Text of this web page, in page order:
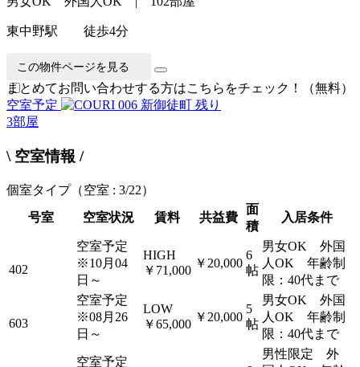
東中野駅 徒歩4分
この物件ページを見る
まとめてお問い合わせする方はこちらをチェック！（無料）
空室予定
残り
3部屋
\ 空室情報 /
個室タイプ（空室 : 3/22）
号室
空室状況 賃料 共益費
面
積
入居条件
402
空室予定
※10月04
日～
HIGH
￥71,000
￥20,000
6
帖
男女OK 外国
人OK 年齢制
限：40代まで
603
空室予定
※08月26
日～
LOW
￥65,000
￥20,000
5
帖
男女OK 外国
人OK 年齢制
限：40代まで
空室予定
男性限定 外